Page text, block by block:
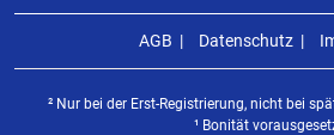
AGB Datenschutz
² Nur bei der Erst-Registrierung, nicht bei
¹ Bonität